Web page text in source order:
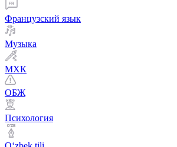
Французский язык
Музыка
МХК
ОБЖ
Психология